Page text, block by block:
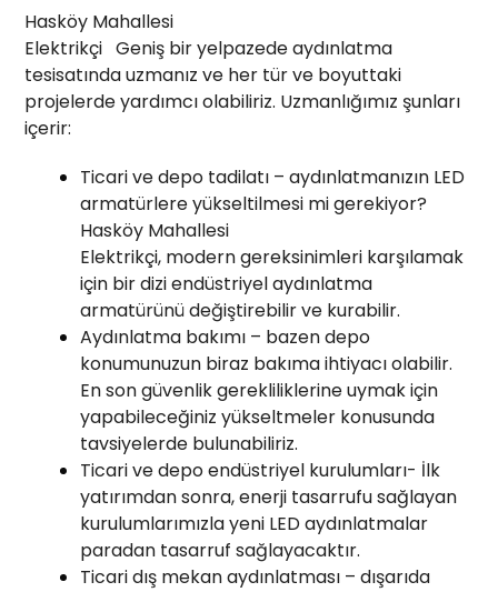
Hasköy Mahallesi
Elektrikçi Geniş bir yelpazede aydınlatma
tesisatında uzmanız ve her tür ve boyuttaki
projelerde yardımcı olabiliriz. Uzmanlığımız şunları
içerir:
Ticari ve depo tadilatı – aydınlatmanızın LED
armatürlere yükseltilmesi mi gerekiyor?
Hasköy Mahallesi
Elektrikçi, modern gereksinimleri karşılamak
için bir dizi endüstriyel aydınlatma
armatürünü değiştirebilir ve kurabilir.
Aydınlatma bakımı – bazen depo
konumunuzun biraz bakıma ihtiyacı olabilir.
En son güvenlik gerekliliklerine uymak için
yapabileceğiniz yükseltmeler konusunda
tavsiyelerde bulunabiliriz.
Ticari ve depo endüstriyel kurulumları- İlk
yatırımdan sonra, enerji tasarrufu sağlayan
kurulumlarımızla yeni LED aydınlatmalar
paradan tasarruf sağlayacaktır.
Ticari dış mekan aydınlatması – dışarıda